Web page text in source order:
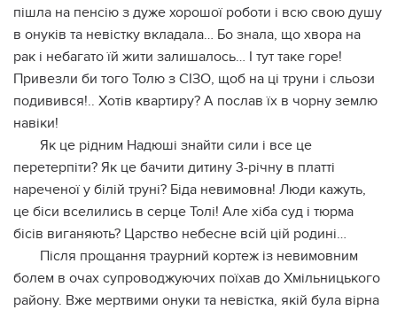
пішла на пенсію з дуже хорошої роботи і всю свою душу
в онуків та невістку вкладала… Бо знала, що хвора на
рак і небагато їй жити залишалось… І тут таке горе!
Привезли би того Толю з СІЗО, щоб на ці труни і сльози
подивився!.. Хотів квартиру? А послав їх в чорну землю
навіки!
Як це рідним Надюші знайти сили і все це
перетерпіти? Як це бачити дитину 3-річну в платті
нареченої у білій труні? Біда невимовна! Люди кажуть,
це біси вселились в серце Толі! Але хіба суд і тюрма
бісів виганяють? Царство небесне всій цій родині…
Після прощання траурний кортеж із невимовним
болем в очах супроводжуючих поїхав до Хмільницького
району. Вже мертвими онуки та невістка, якій була вірна